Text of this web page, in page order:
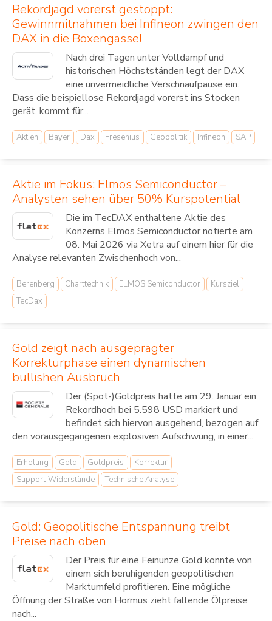
Rekordjagd vorerst gestoppt:
Gewinnmitnahmen bei Infineon zwingen den
DAX in die Boxengasse!
Nach drei Tagen unter Volldampf und
historischen Höchstständen legt der DAX
eine unvermeidliche Verschnaufpause ein.
Dass die beispiellose Rekordjagd vorerst ins Stocken
gerät, kommt für...
Aktien Bayer Dax Fresenius Geopolitik Infineon SAP
Aktie im Fokus: Elmos Semiconductor –
Analysten sehen über 50% Kurspotential
Die im TecDAX enthaltene Aktie des
Konzerns Elmos Semiconductor notierte am
08. Mai 2026 via Xetra auf einem hier für die
Analyse relevanten Zwischenhoch von...
Berenberg Charttechnik ELMOS Semiconductor
Kursziel
TecDax
Gold zeigt nach ausgeprägter
Korrekturphase einen dynamischen
bullishen Ausbruch
Der (Spot-)Goldpreis hatte am 29. Januar ein
Rekordhoch bei 5.598 USD markiert und
befindet sich hiervon ausgehend, bezogen auf
den vorausgegangenen explosiven Aufschwung, in einer...
Erholung Gold Goldpreis
Korrektur
Support-Widerstände
Technische Analyse
Gold: Geopolitische Entspannung treibt
Preise nach oben
Der Preis für eine Feinunze Gold konnte von
einem sich beruhigenden geopolitischen
Marktumfeld profitieren. Eine mögliche
Öffnung der Straße von Hormus zieht fallende Ölpreise
nach...